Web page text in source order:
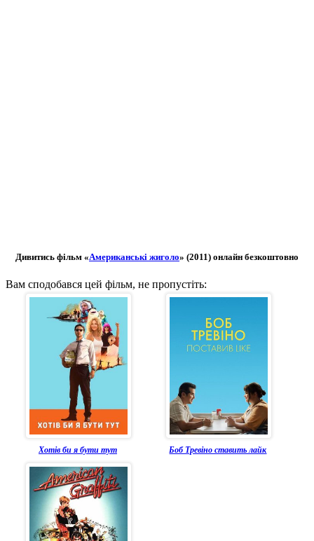
Дивитись фільм «Американські жиголо» (2011) онлайн безкоштовно
Вам сподобався цей фільм, не пропустіть:
Хотів би я бути тут Боб Тревіно ставить лайк